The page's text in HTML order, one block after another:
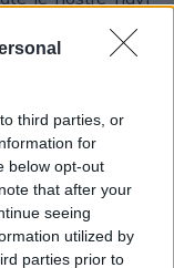
third parties, or
for
below opt-out
that after your
seeing
utilized by
parties prior to
visita dedicata a
scendono in
i luoghi delle
serie. Sarà la
Mare Fuori a
MSC”. Infine,
di Zeis
orgogliosi di